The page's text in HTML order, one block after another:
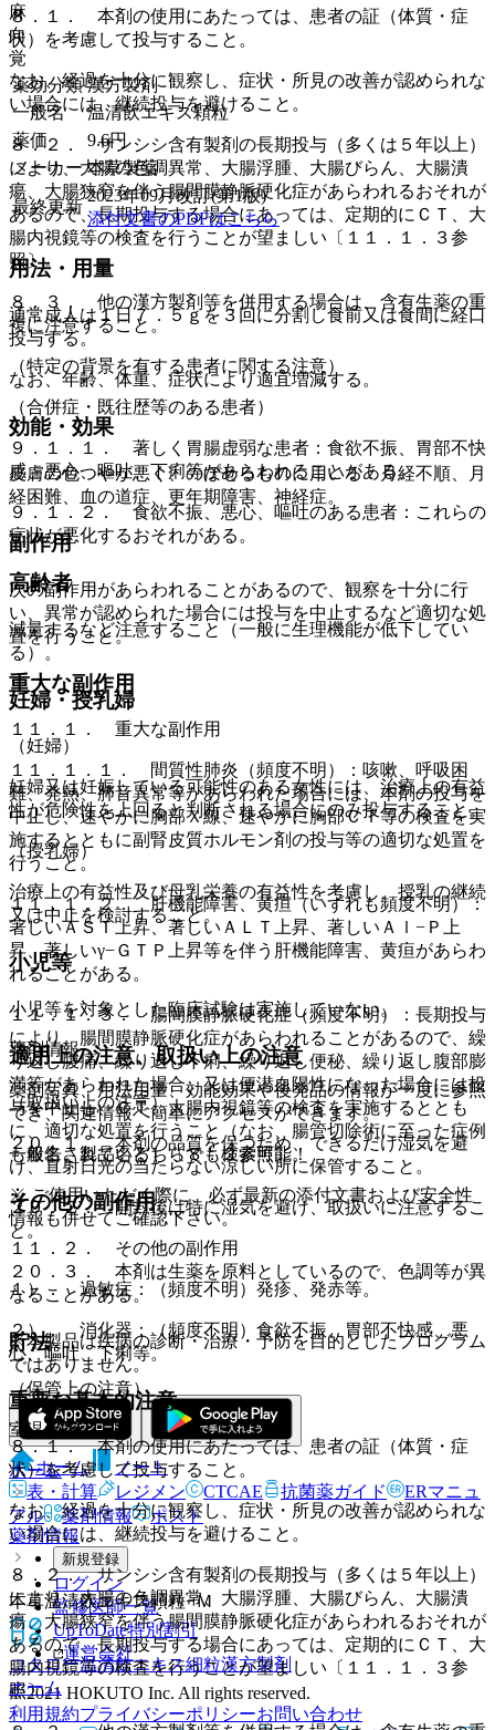
８．１． 本剤の使用にあたっては、患者の証（体質・症
状）を考慮して投与すること。
なお、経過を十分に観察し、症状・所見の改善が認められな
い場合には、継続投与を避けること。
８．２． サンシシ含有製剤の長期投与（多くは５年以上）
により、大腸の色調異常、大腸浮腫、大腸びらん、大腸潰
瘍、大腸狭窄を伴う腸間膜静脈硬化症があらわれるおそれが
あるので、長期投与する場合にあっては、定期的にＣＴ、大
腸内視鏡等の検査を行うことが望ましい〔１１．１．３参
照〕。
８．３． 他の漢方製剤等を併用する場合は、含有生薬の重
複に注意すること。
（特定の背景を有する患者に関する注意）
（合併症・既往歴等のある患者）
９．１．１． 著しく胃腸虚弱な患者：食欲不振、胃部不快
感、悪心、嘔吐、下痢等があらわれることがある。
９．１．２． 食欲不振、悪心、嘔吐のある患者：これらの
症状が悪化するおそれがある。
高齢者
減量するなど注意すること（一般に生理機能が低下してい
る）。
妊婦・授乳婦
（妊婦）
妊婦又は妊娠している可能性のある女性には、治療上の有益
性が危険性を上回ると判断される場合にのみ投与すること。
（授乳婦）
治療上の有益性及び母乳栄養の有益性を考慮し、授乳の継続
又は中止を検討すること。
小児等
小児等を対象とした臨床試験は実施していない。
適用上の注意、取扱い上の注意
（取扱い上の注意）
２０．１． 本剤の品質を保つため、できるだけ湿気を避
け、直射日光の当たらない涼しい所に保管すること。
２０．２． 開封後は特に湿気を避け、取扱いに注意するこ
と。
２０．３． 本剤は生薬を原料としているので、色調等が異
なることがある。
貯法
（保管上の注意）
室温保存。
ホーム
薬剤情報
本草温清飲エキス顆粒−Ｍ
コタロー温清飲エキス細粒漢方製剤
ホーム
麻
向
覚
薬効分類 漢方製剤
一般名
温清飲エキス顆粒
薬価
9.6円
メーカー 本草製薬
最終更新
2023年09月改訂(第1版)
添付文書のPDFはこちら
用法・用量
通常成人は１日７．５ｇを３回に分割し食前又は食間に経口
投与する。
なお、年齢、体重、症状により適宜増減する。
効能・効果
皮膚の色つやが悪く、のぼせるものに用いる：月経不順、月
経困難、血の道症、更年期障害、神経症。
副作用
次の副作用があらわれることがあるので、観察を十分に行
い、異常が認められた場合には投与を中止するなど適切な処
置を行うこと。
重大な副作用
１１．１． 重大な副作用
１１．１．１． 間質性肺炎（頻度不明）：咳嗽、呼吸困
難、発熱、肺音異常等があらわれた場合には、本剤の投与を
中止し、速やかに胸部Ｘ線、速やかに胸部ＣＴ等の検査を実
施するとともに副腎皮質ホルモン剤の投与等の適切な処置を
行うこと。
１１．１．２． 肝機能障害、黄疸（いずれも頻度不明）：
著しいＡＳＴ上昇、著しいＡＬＴ上昇、著しいＡｌ−Ｐ上
昇、著しいγ−ＧＴＰ上昇等を伴う肝機能障害、黄疸があらわ
れることがある。
１１．１．３． 腸間膜静脈硬化症（頻度不明）：長期投与
により、腸間膜静脈硬化症があらわれることがあるので、繰
り返し腹痛、繰り返し下痢、繰り返し便秘、繰り返し腹部膨
満等があらわれた場合、又は便潜血陽性になった場合には投
与を中止し、ＣＴ、大腸内視鏡等の検査を実施するととも
に、適切な処置を行うこと（なお、腸管切除術に至った症例
も報告されている）〔８．２参照〕。
その他の副作用
１１．２． その他の副作用
１）． 過敏症：（頻度不明）発疹、発赤等。
２）． 消化器：（頻度不明）食欲不振、胃部不快感、悪
心、嘔吐、下痢等。
重要な基本的注意
８．１． 本剤の使用にあたっては、患者の証（体質・症
状）を考慮して投与すること。
なお、経過を十分に観察し、症状・所見の改善が認められな
い場合には、継続投与を避けること。
８．２． サンシシ含有製剤の長期投与（多くは５年以上）
により、大腸の色調異常、大腸浮腫、大腸びらん、大腸潰
瘍、大腸狭窄を伴う腸間膜静脈硬化症があらわれるおそれが
あるので、長期投与する場合にあっては、定期的にＣＴ、大
腸内視鏡等の検査を行うことが望ましい〔１１．１．３参
照〕。
薬剤情報
薬剤写真、用法用量、効能効果や後発品の情報が一度に参照
でき、関連情報へ簡単にアクセスができます。
一般名、製品名どちらでも検索可能！
※ ご使用いただく際に、必ず最新の添付文書および安全性
情報も併せてご確認下さい。
※本製品は疾病の診断・治療・予防を目的としたプログラム
ではありません。
ホーム
ノート
表・計算
レジメン CTCAE 抗菌薬ガイド
ERマニュ
アル
薬剤情報 ポスト
新規登録
ログイン
監修医師一覧
UpToDate特別割引
運営会社
© 2021 HOKUTO Inc. All rights reserved.
利用規約プライバシーポリシーお問い合わせ